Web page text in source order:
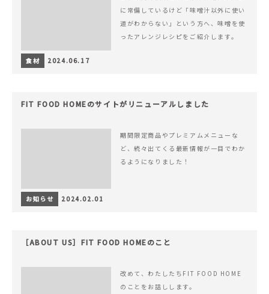
に常備しているけど「味噌汁以外に使い
道がわからない」という方へ、味噌を使
ったアレンジレシピをご紹介します。
食材 2024.06.17
FIT FOOD HOMEのサイトがリニューアルしました
期間限定商品やプレミアムメニューな
ど、続々出てくる最新情報が一目でわか
るようになりました！
お知らせ 2024.02.01
［ABOUT US］FIT FOOD HOMEのこと
改めて、わたしたちFIT FOOD HOME
のことをお話しします。